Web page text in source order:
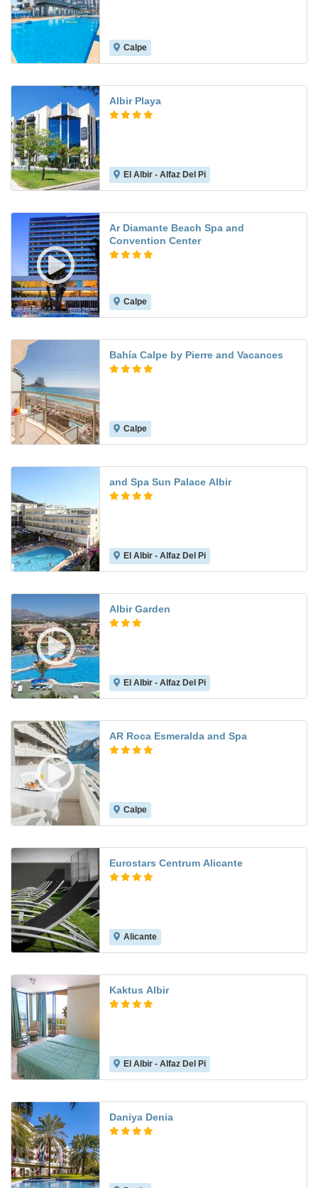
Calpe
Albir Playa
El Albir - Alfaz Del Pi
Ar Diamante Beach Spa and
Convention Center
Calpe
Bahía Calpe by Pierre and Vacances
Calpe
and Spa Sun Palace Albir
El Albir - Alfaz Del Pi
Albir Garden
El Albir - Alfaz Del Pi
AR Roca Esmeralda and Spa
Calpe
Eurostars Centrum Alicante
Alicante
Kaktus Albir
El Albir - Alfaz Del Pi
Daniya Denia